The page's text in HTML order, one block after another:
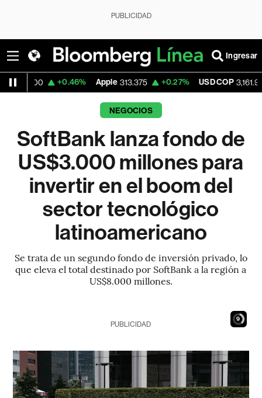
PUBLICIDAD
Ingresar
+0.46% Apple 313.375 +0.27% USD COP 3,161.92 +0.08%
NEGOCIOS
SoftBank lanza fondo de
US$3.000 millones para
invertir en el boom del
sector tecnológico
latinoamericano
Se trata de un segundo fondo de inversión privado, lo
que eleva el total destinado por SoftBank a la región a
US$8.000 millones.
8
PUBLICIDAD